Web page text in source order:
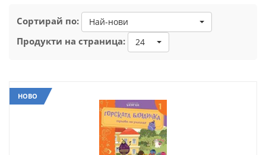
Сортирай по: Най-нови
Продукти на страница: 24
НОВО